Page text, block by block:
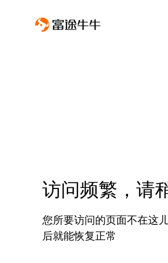
访问频繁，请
您所要访问的页面不在这
后就能恢复正常